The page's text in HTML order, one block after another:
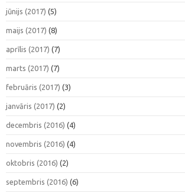
jūnijs (2017) (5)
maijs (2017) (8)
aprīlis (2017) (7)
marts (2017) (7)
februāris (2017) (3)
janvāris (2017) (2)
decembris (2016) (4)
novembris (2016) (4)
oktobris (2016) (2)
septembris (2016) (6)